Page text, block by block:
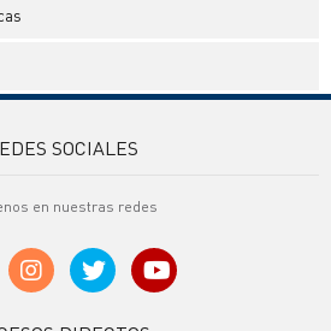
SOCIALES
en nuestras redes